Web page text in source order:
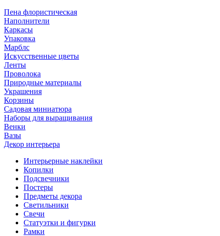
Пена флористическая
Наполнители
Каркасы
Упаковка
Марблс
Искусственные цветы
Ленты
Проволока
Природные материалы
Украшения
Корзины
Садовая миниатюра
Наборы для выращивания
Венки
Вазы
Декор интерьера
Интерьерные наклейки
Копилки
Подсвечники
Постеры
Предметы декора
Светильники
Свечи
Статуэтки и фигурки
Рамки